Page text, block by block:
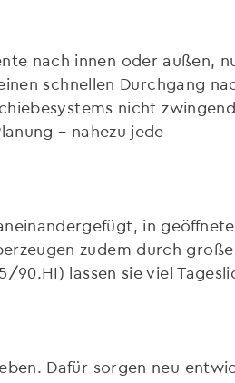
nach innen oder außen,
schnellen Durchgang
nicht
– nahezu jede
in
zudem durch
90.HI) lassen sie viel
Dafür sorgen neu